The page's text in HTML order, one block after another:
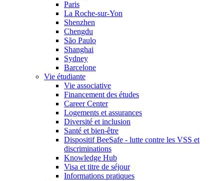
Paris
La Roche-sur-Yon
Shenzhen
Chengdu
São Paulo
Shanghai
Sydney
Barcelone
Vie étudiante
Vie associative
Financement des études
Career Center
Logements et assurances
Diversité et inclusion
Santé et bien-être
Dispositif BeeSafe - lutte contre les VSS et
discriminations
Knowledge Hub
Visa et titre de séjour
Informations pratiques